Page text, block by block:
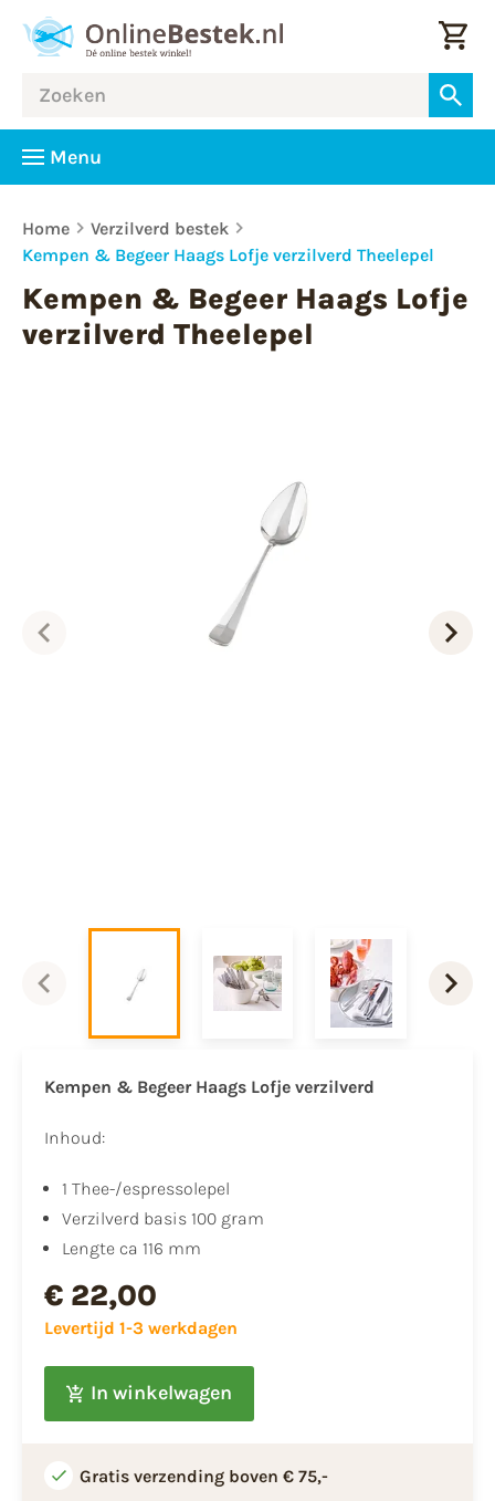
Menu
Home
Verzilverd bestek
Kempen & Begeer Haags Lofje verzilverd Theelepel
Kempen & Begeer Haags Lofje
verzilverd Theelepel
Kempen & Begeer Haags Lofje verzilverd
Inhoud:
1 Thee-/espressolepel
Verzilverd basis 100 gram
Lengte ca 116 mm
€ 22,00
Levertijd 1-3 werkdagen
In winkelwagen
Gratis verzending boven € 75,-